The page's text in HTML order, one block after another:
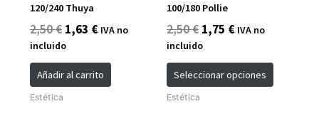
120/240 Thuya
2,50€ 1,63 € IVA no
incluido
Añadir al carrito
Estética
100/180 Pollie
2,50€ 1,75 € IVA no
incluido
Seleccionar opciones
la
página
de
producto
Estética